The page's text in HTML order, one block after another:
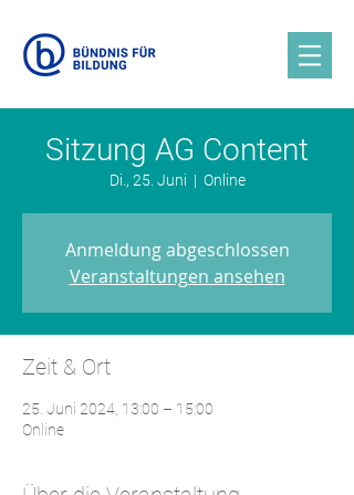
Sitzung AG Content
Di., 25. Juni
  |
Online
Anmeldung abgeschlossen
Veranstaltungen ansehen
Zeit & Ort
25. Juni 2024, 13:00 – 15:00
Online